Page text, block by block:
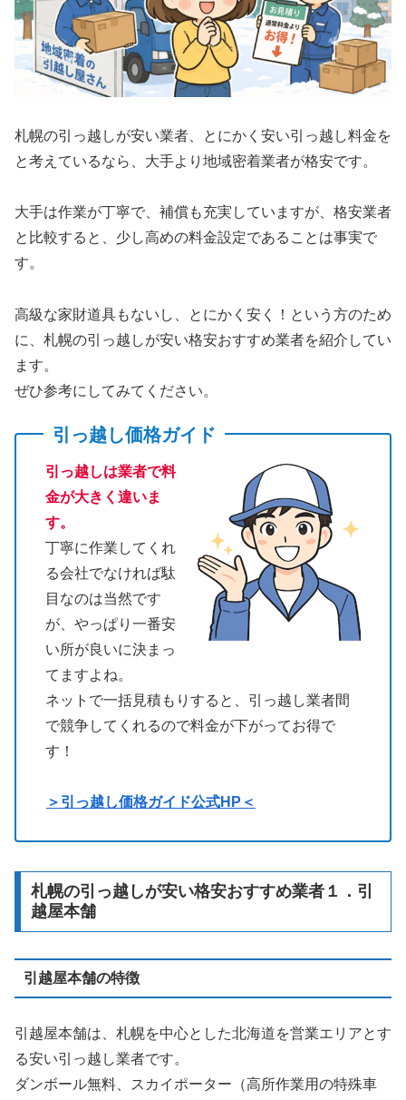
札幌の引っ越しが安い業者、とにかく安い引っ越し料金を
と考えているなら、大手より地域密着業者が格安です。
大手は作業が丁寧で、補償も充実していますが、格安業者
と比較すると、少し高めの料金設定であることは事実で
す。
高級な家財道具もないし、とにかく安く！という方のため
に、札幌の引っ越しが安い格安おすすめ業者を紹介してい
ます。
ぜひ参考にしてみてください。
引っ越し価格ガイド
引っ越しは業者で料
金が大きく違いま
す。
丁寧に作業してくれ
る会社でなければ駄
目なのは当然です
が、やっぱり一番安
い所が良いに決まっ
てますよね。
ネットで一括見積もりすると、引っ越し業者間
で競争してくれるので料金が下がってお得で
す！
＞引っ越し価格ガイド公式HP＜
札幌の引っ越しが安い格安おすすめ業者１．引
越屋本舗
引越屋本舗の特徴
引越屋本舗は、札幌を中心とした北海道を営業エリアとす
る安い引っ越し業者です。
ダンボール無料、スカイポーター（高所作業用の特殊車